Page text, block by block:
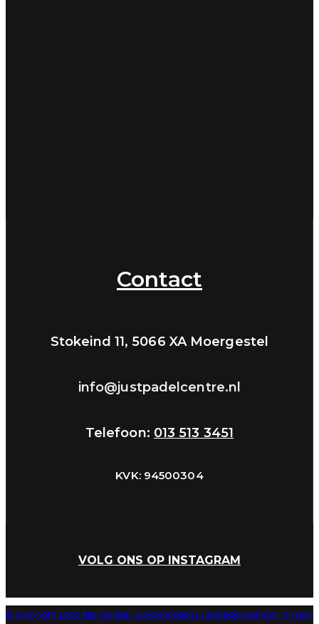
Contact
Stokeind 11, 5066 XA Moergestel​
info@justpadelcentre.nl
Telefoon: 013 513 3451
KVK: 94500304
VOLG ONS OP INSTAGRAM
© Copyright 2025 Alle rechten voorbehouden | Justpadelcentre.nl | Privacy